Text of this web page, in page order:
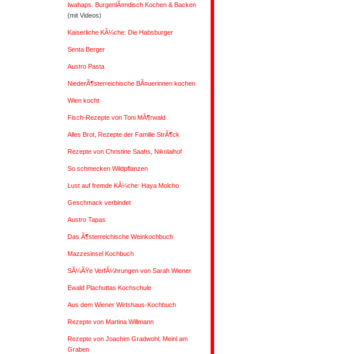
Iwahaps. BurgenlÃ¤ndisch Kochen & Backen
(mit Videos)
Kaiserliche KÃ¼che: Die Habsburger
Senta Berger
Austro Pasta
NiederÃ¶sterreichische BÃ¤uerinnen kochen
Wien kocht
Fisch-Rezepte von Toni MÃ¶rwald
Alles Brot, Rezepte der Familie StrÃ¶ck
Rezepte von Christine Saahs, Nikolaihof
So schmecken Wildpflanzen
Lust auf fremde KÃ¼che: Haya Molcho
Geschmack verbindet
Austro Tapas
Das Ã¶sterreichische Weinkochbuch
Mazzesinsel Kochbuch
SÃ¼ÃŸe VerfÃ¼hrungen von Sarah Wiener
Ewald Plachuttas Kochschule
Aus dem Wiener Wirtshaus-Kochbuch
Rezepte von Martina Willmann
Rezepte von Joachim Gradwohl, Meinl am
Graben